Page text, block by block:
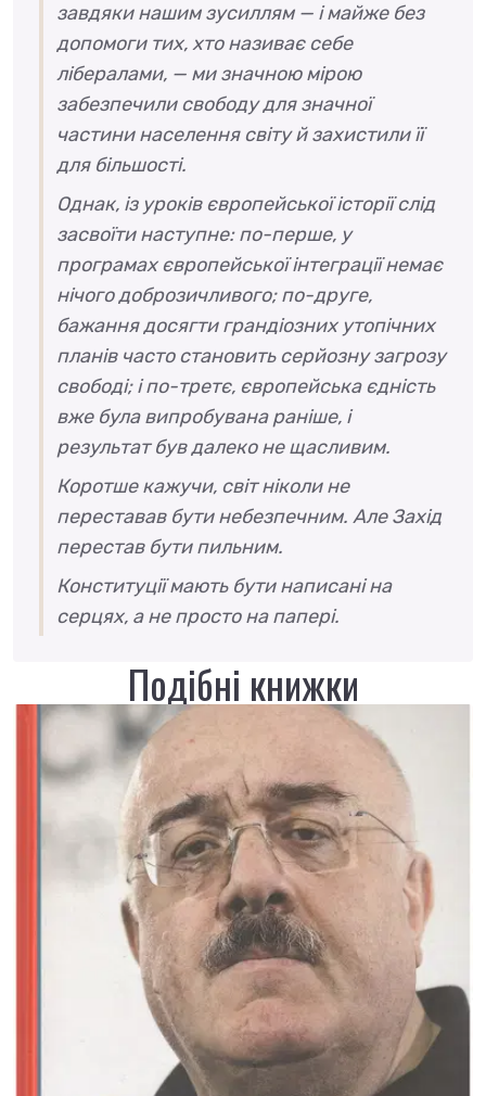
завдяки нашим зусиллям — і майже без
допомоги тих, хто називає себе
лібералами, — ми значною мірою
забезпечили свободу для значної
частини населення світу й захистили її
для більшості.
Однак, із уроків європейської історії слід
засвоїти наступне: по-перше, у
програмах європейської інтеграції немає
нічого доброзичливого; по-друге,
бажання досягти грандіозних утопічних
планів часто становить серйозну загрозу
свободі; і по-третє, європейська єдність
вже була випробувана раніше, і
результат був далеко не щасливим.
Коротше кажучи, світ ніколи не
переставав бути небезпечним. Але Захід
перестав бути пильним.
Конституції мають бути написані на
серцях, а не просто на папері.
Подібні книжки